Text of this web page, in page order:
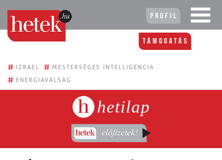
Profil
Támogatás
# IZRAEL # MESTERSÉGES INTELLIGENCIA
# ENERGIAVÁLSÁG
hetilap